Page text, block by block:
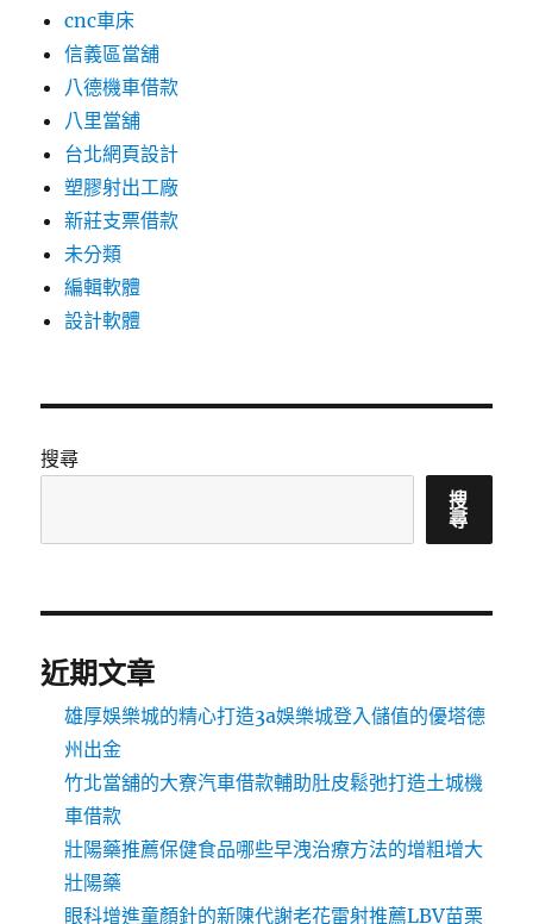
cnc車床
信義區當舖
八德機車借款
八里當舖
台北網頁設計
塑膠射出工廠
新莊支票借款
未分類
編輯軟體
設計軟體
搜尋
搜
尋
近期文章
雄厚娛樂城的精心打造3a娛樂城登入儲值的優塔德
州出金
竹北當舖的大寮汽車借款輔助肚皮鬆弛打造土城機
車借款
壯陽藥推薦保健食品哪些早洩治療方法的增粗增大
壯陽藥
眼科增進童顏針的新陳代謝老花雷射推薦LBV苗栗